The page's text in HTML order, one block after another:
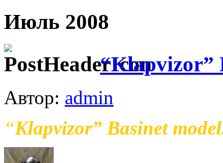
Июль 2008
“Klapvizor”
Автор: admin
“Klapvizor” Basinet